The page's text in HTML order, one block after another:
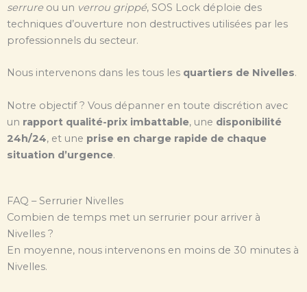
serrure ou un verrou grippé, SOS Lock déploie des
techniques d’ouverture non destructives utilisées par les
professionnels du secteur.
Nous intervenons dans les tous les quartiers de Nivelles.
Notre objectif ? Vous dépanner en toute discrétion avec
un rapport qualité-prix imbattable, une disponibilité
24h/24, et une prise en charge rapide de chaque
situation d’urgence.
FAQ – Serrurier Nivelles
Combien de temps met un serrurier pour arriver à
Nivelles ?
En moyenne, nous intervenons en moins de 30 minutes à
Nivelles.